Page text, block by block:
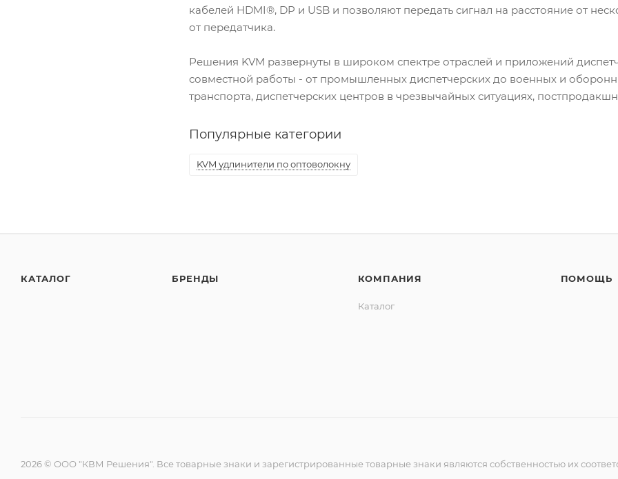
кабелей HDMI®, DP и USB и позволяют передать сигнал на расстояние от
от передатчика.
Решения KVM развернуты в широком спектре отраслей и приложений
совместной работы - от промышленных диспетчерских до военных и
транспорта, диспетчерских центров в чрезвычайных ситуациях,
Популярные категории
KVM удлинители по оптоволокну
КАТАЛОГ БРЕНДЫ КОМПАНИЯ
Каталог
ПОМОЩЬ
2026 © ООО "КВМ Решения". Все товарные знаки и зарегистрированные товарные знаки являются собственностью их